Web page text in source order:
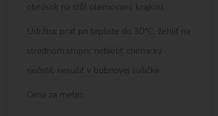
obrúsok na stôl olemovaný krajkou.
Údržba: prať pri teplote do 30°C, žehliť na
strednom stupni, nebieliť, chemicky
nečistiť, nesušiť v bubnovej sušičke.
Cena za meter.